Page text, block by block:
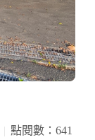
點閱數：641